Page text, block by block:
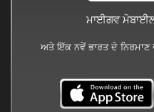
ਮਾਈਗਵ
ਅਤੇ ਇੱਕ ਨਵੇਂ ਭਾਰਤ ਦੇ ਨਿਰਮਾਣ